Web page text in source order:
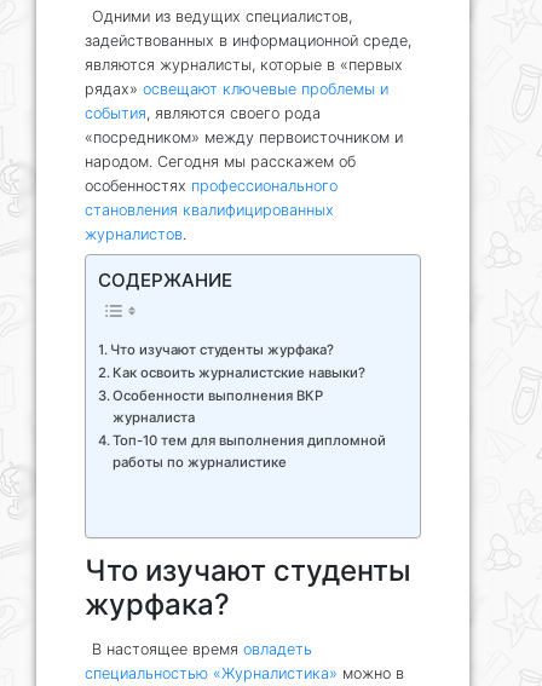
Одними из ведущих специалистов,
задействованных в информационной среде,
являются журналисты, которые в «первых
рядах» освещают ключевые проблемы и
события, являются своего рода
«посредником» между первоисточником и
народом. Сегодня мы расскажем об
особенностях профессионального
становления квалифицированных
журналистов.
СОДЕРЖАНИЕ
Что изучают студенты журфака?
Как освоить журналистские навыки?
Особенности выполнения ВКР
журналиста
Топ-10 тем для выполнения дипломной
работы по журналистике
Что изучают студенты
журфака?
В настоящее время овладеть
специальностью «Журналистика» можно в